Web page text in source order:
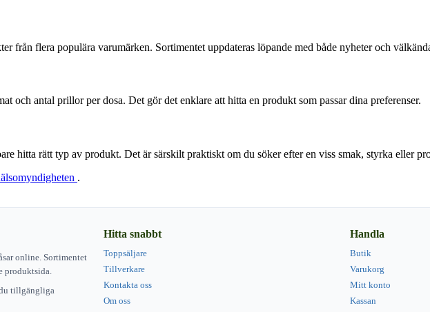
från flera populära varumärken. Sortimentet uppdateras löpande med både nyheter och
och antal prillor per dosa. Det gör det enklare att hitta en produkt som passar dina preferenser.
hitta rätt typ av produkt. Det är särskilt praktiskt om du söker efter en viss smak, styrka eller
.
online. Sortimentet
produktsida.
tillgängliga
Hitta snabbt
Toppsäljare
Tillverkare
Kontakta oss
Om oss
Handla
Butik
Varukorg
Mitt konto
Kassan